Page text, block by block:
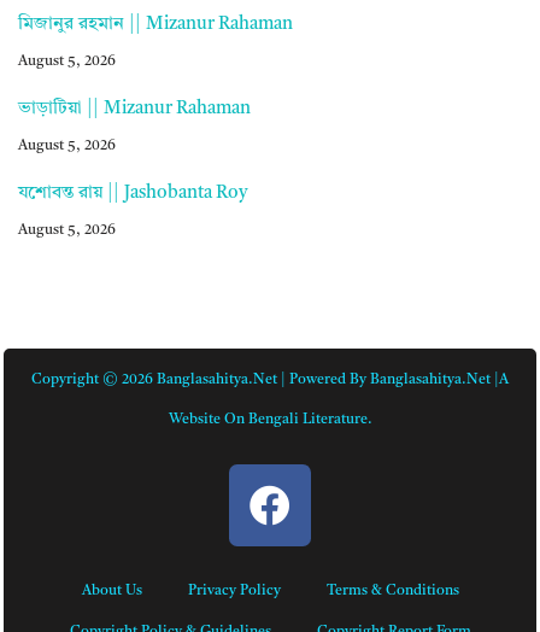
মিজানুর রহমান || Mizanur Rahaman
August 5, 2026
ভাড়াটিয়া || Mizanur Rahaman
August 5, 2026
যশোবন্ত রায় || Jashobanta Roy
August 5, 2026
Copyright © 2026 Banglasahitya.net | Powered By Banglasahitya.net |A
Website On Bengali Literature.
About Us Privacy Policy Terms & Conditions